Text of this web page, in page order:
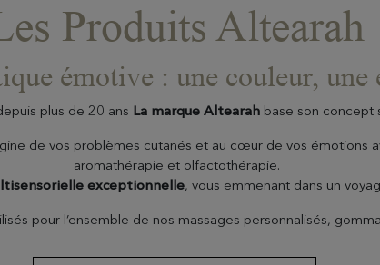
Produits Altearah
émotive : une couleur, une
plus de 20 ans La marque Altearah base son concept
de vos problèmes cutanés et au cœur de vos émotions
aromathérapie et olfactothérapie.
exceptionnelle, vous emmenant dans un
pour l’ensemble de nos massages personnalisés,